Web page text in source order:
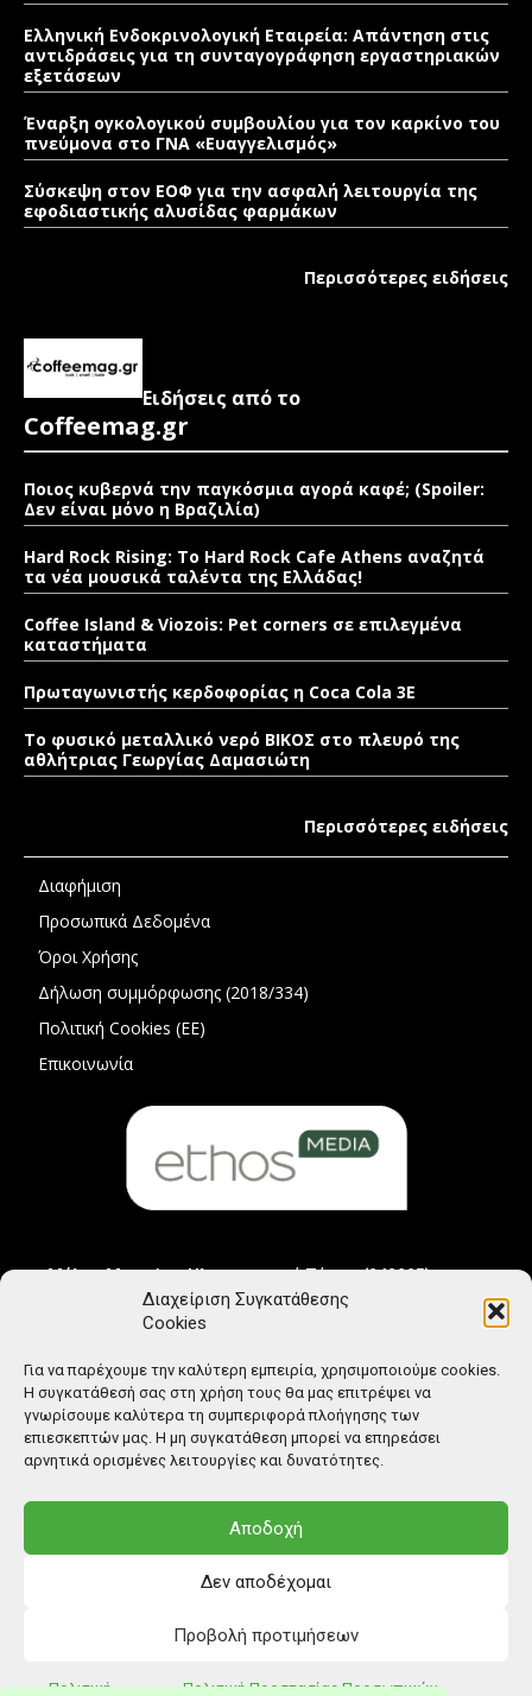
Διαχείριση Συγκατάθεσης
Cookies
Για να παρέχουμε την καλύτερη εμπειρία, χρησιμοποιούμε cookies.
Η συγκατάθεσή σας στη χρήση τους θα μας επιτρέψει να
γνωρίσουμε καλύτερα τη συμπεριφορά πλοήγησης των
επιεσκεπτών μας. Η μη συγκατάθεση μπορεί να επηρεάσει
αρνητικά ορισμένες λειτουργίες και δυνατότητες.
Αποδοχή
Δεν αποδέχομαι
Προβολή προτιμήσεων
Πολιτική Πολιτική Προστασίας Προσωπικών
Ελληνική Ενδοκρινολογική Εταιρεία: Απάντηση στις
αντιδράσεις για τη συνταγογράφηση εργαστηριακών
εξετάσεων
Έναρξη ογκολογικού συμβουλίου για τον καρκίνο του
πνεύμονα στο ΓΝΑ «Ευαγγελισμός»
Σύσκεψη στον ΕΟΦ για την ασφαλή λειτουργία της
εφοδιαστικής αλυσίδας φαρμάκων
Περισσότερες ειδήσεις
Ειδήσεις από το
Coffeemag.gr
Ποιος κυβερνά την παγκόσμια αγορά καφέ; (Spoiler:
Δεν είναι μόνο η Βραζιλία)
Hard Rock Rising: Το Hard Rock Cafe Athens αναζητά
τα νέα μουσικά ταλέντα της Ελλάδας!
Coffee Island & Viozois: Pet corners σε επιλεγμένα
καταστήματα
Πρωταγωνιστής κερδοφορίας η Coca Cola 3E
Το φυσικό μεταλλικό νερό ΒΙΚΟΣ στο πλευρό της
αθλήτριας Γεωργίας Δαμασιώτη
Περισσότερες ειδήσεις
Διαφήμιση
Προσωπικά Δεδομένα
Όροι Χρήσης
Δήλωση συμμόρφωσης (2018/334)
Πολιτική Cookies (ΕΕ)
Επικοινωνία
Μέλος Μητρώου Ηλεκτρονικού Τύπου (242225)
© Copyright: Ethos Media S.A.